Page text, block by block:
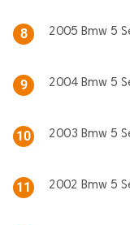
8 2005 Bmw 5
9 2004 Bmw 5
10 2003 Bmw 5
11 2002 Bmw 5